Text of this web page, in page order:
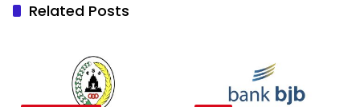
Related Posts